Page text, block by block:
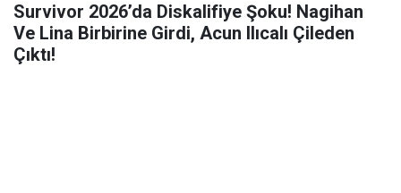
Survivor 2026’da Diskalifiye Şoku! Nagihan
Ve Lina Birbirine Girdi, Acun Ilıcalı Çileden
Çıktı!